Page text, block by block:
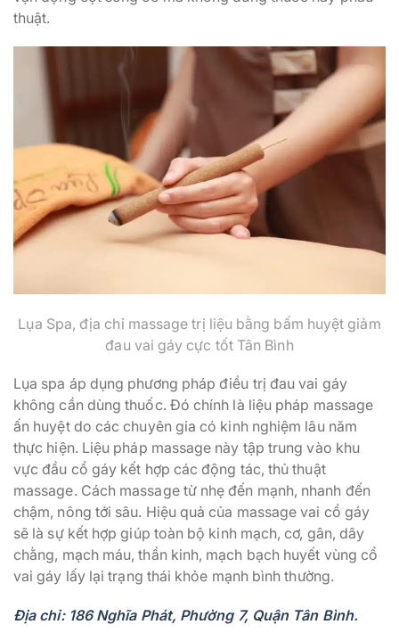
thuật.
Lụa Spa, địa chỉ massage trị liệu bằng bấm huyệt giảm
đau vai gáy cực tốt Tân Bình
Lụa spa áp dụng phương pháp điều trị đau vai gáy
không cần dùng thuốc. Đó chính là liệu pháp massage
ấn huyệt do các chuyên gia có kinh nghiệm lâu năm
thực hiện. Liệu pháp massage này tập trung vào khu
vực đầu cổ gáy kết hợp các động tác, thủ thuật
massage. Cách massage từ nhẹ đến mạnh, nhanh đến
chậm, nông tới sâu. Hiệu quả của massage vai cổ gáy
sẽ là sự kết hợp giúp toàn bộ kinh mạch, cơ, gân, dây
chằng, mạch máu, thần kinh, mạch bạch huyết vùng cổ
vai gáy lấy lại trạng thái khỏe mạnh bình thường.
Địa chỉ: 186 Nghĩa Phát, Phường 7, Quận Tân Bình.